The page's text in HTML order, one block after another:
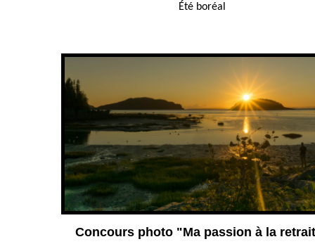
Été boréal
Concours photo "Ma passion à la